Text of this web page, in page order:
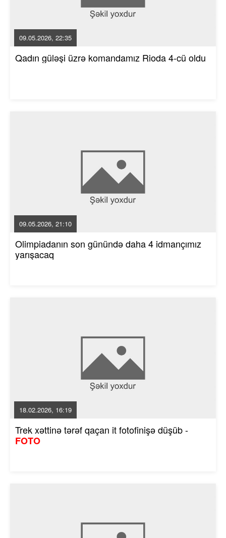
09.05.2026, 22:35
Qadın güləşi üzrə komandamız Rioda 4-cü oldu
09.05.2026, 21:10
Olimpiadanın son günündə daha 4 idmançımız
yarışacaq
18.02.2026, 16:19
Trek xəttinə tərəf qaçan it fotofinişə düşüb -
FOTO